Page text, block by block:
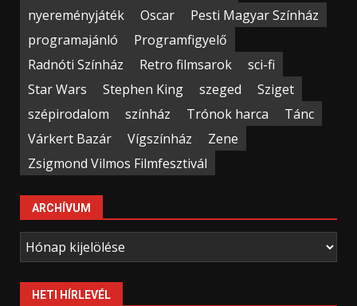
nyereményjáték
Oscar
Pesti Magyar Színház
programajánló
Programfigyelő
Radnóti Színház
Retro filmsarok
sci-fi
Star Wars
Stephen King szeged
Sziget
szépirodalom
színház Trónok harca
Tánc
Várkert Bazár
Vígszínház
Zene
Zsigmond Vilmos Filmfesztivál
ARCHÍVUM
Archívum
HETI HÍRLEVÉL